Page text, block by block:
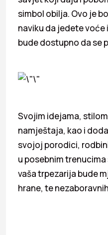
simbol obilja. Ovo je
naviku da jedete voće
bude dostupno da se
Svojim idejama,
namještaja, kao i
svojoj porodici,
u posebnim
vaša trpezarija bude
hrane, te